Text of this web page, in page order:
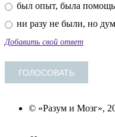
был опыт, была помощь
ни разу не были, но
Добавить свой ответ
© «Разум и Мозг»,